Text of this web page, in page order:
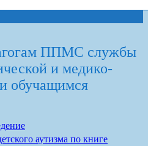
ППМС службы
и медико-
обучащимся
аутизма по книге